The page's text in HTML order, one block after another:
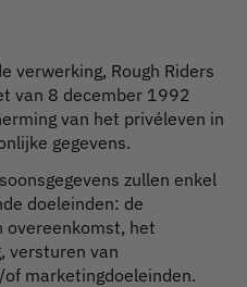
verwerking, Rough Riders
van 8 december 1992
van het privéleven in
gegevens.
zullen enkel
doeleinden: de
overeenkomst, het
versturen van
marketingdoeleinden.